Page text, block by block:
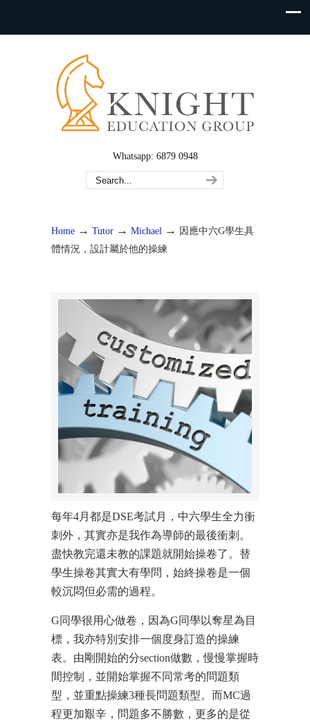
Whatsapp: 6879 0948
Home → Tutor → Michael → 因應中六G學生具
體情況，設計屬於他的操練
每年4月都是DSE考試月，中六學生全力衝
刺外，其實亦是我作為導師的最後衝刺。
盡快教完還未教的課題就開始操卷了。替
學生操卷其實大有學問，始終操卷是一個
較沉悶但必需的過程。
G同學很用心做卷，因為G同學以奪星為目
標，我亦特別安排一個度身訂造的操練
表。由剛開始的分section做數，慢慢掌握時
間控制，並開始掌握不同常考的問題類
型，並重點操練3種長問題類型。而MC過
程更加艱辛，問題多不勝數，更多的是從